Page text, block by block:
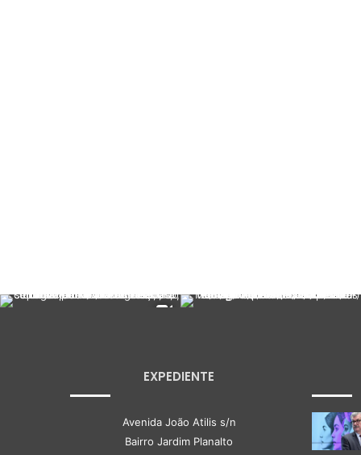
EXPEDIENTE
Avenida João Atilis s/n
Bairro Jardim Planalto